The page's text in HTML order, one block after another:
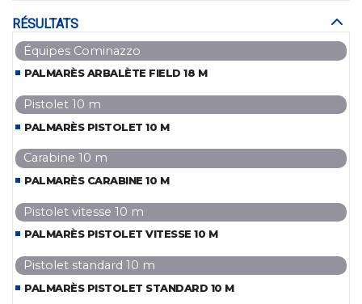
RÉSULTATS
Équipes Cominazzo
PALMARÈS ARBALÈTE FIELD 18 M
Pistolet 10 m
PALMARÈS PISTOLET 10 M
Carabine 10 m
PALMARÈS CARABINE 10 M
Pistolet vitesse 10 m
PALMARÈS PISTOLET VITESSE 10 M
Pistolet standard 10 m
PALMARÈS PISTOLET STANDARD 10 M